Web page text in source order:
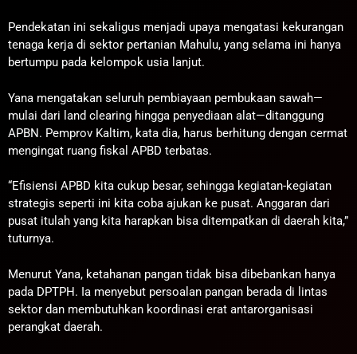
Pendekatan ini sekaligus menjadi upaya mengatasi kekurangan
tenaga kerja di sektor pertanian Mahulu, yang selama ini hanya
bertumpu pada kelompok usia lanjut.
Yana mengatakan seluruh pembiayaan pembukaan sawah—
mulai dari land clearing hingga penyediaan alat—ditanggung
APBN. Pemprov Kaltim, kata dia, harus berhitung dengan cermat
mengingat ruang fiskal APBD terbatas.
“Efisiensi APBD kita cukup besar, sehingga kegiatan-kegiatan
strategis seperti ini kita coba ajukan ke pusat. Anggaran dari
pusat itulah yang kita harapkan bisa ditempatkan di daerah kita,”
tuturnya.
Menurut Yana, ketahanan pangan tidak bisa dibebankan hanya
pada DPTPH. Ia menyebut persoalan pangan berada di lintas
sektor dan membutuhkan koordinasi erat antarorganisasi
perangkat daerah.